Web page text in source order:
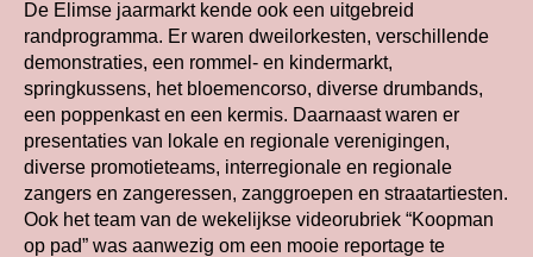
De Elimse jaarmarkt kende ook een uitgebreid
randprogramma. Er waren dweilorkesten, verschillende
demonstraties, een rommel- en kindermarkt,
springkussens, het bloemencorso, diverse drumbands,
een poppenkast en een kermis. Daarnaast waren er
presentaties van lokale en regionale verenigingen,
diverse promotieteams, interregionale en regionale
zangers en zangeressen, zanggroepen en straatartiesten.
Ook het team van de wekelijkse videorubriek “Koopman
op pad” was aanwezig om een mooie reportage te